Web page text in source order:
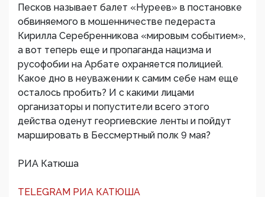
Песков называет балет «Нуреев» в постановке
обвиняемого в мошенничестве педераста
Кирилла Серебренникова «мировым событием»,
а вот теперь еще и пропаганда нацизма и
русофобии на Арбате охраняется полицией.
Какое дно в неуважении к самим себе нам еще
осталось пробить? И с какими лицами
организаторы и попустители всего этого
действа оденут георгиевские ленты и пойдут
маршировать в Бессмертный полк 9 мая?
РИА Катюша
TELEGRAM РИА КАТЮША